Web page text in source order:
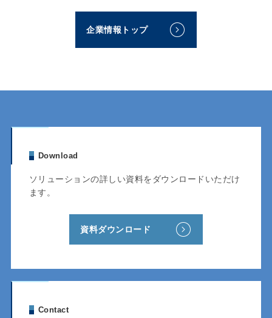
企業情報トップ
Download
ソリューションの詳しい資料をダウンロードいただけ
ます。
資料ダウンロード
Contact